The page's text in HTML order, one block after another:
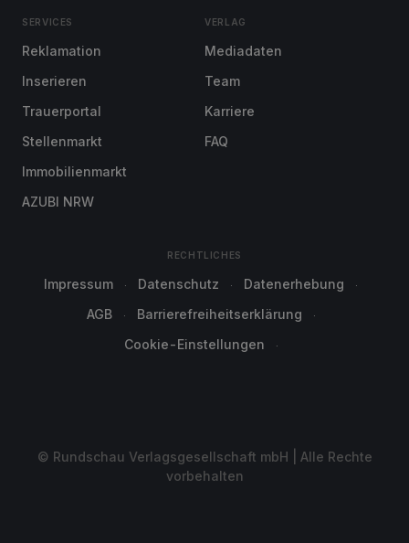
SERVICES
Reklamation
Inserieren
Trauerportal
Stellenmarkt
Immobilienmarkt
AZUBI NRW
VERLAG
Mediadaten
Team
Karriere
FAQ
RECHTLICHES
Impressum Datenschutz
Datenerhebung
AGB
Barrierefreiheitserklärung
Cookie-Einstellungen
© Rundschau Verlagsgesellschaft mbH | Alle Rechte
vorbehalten